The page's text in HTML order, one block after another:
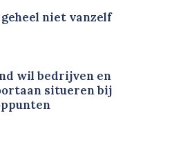
niet vanzelf
wil bedrijven en
situeren bij